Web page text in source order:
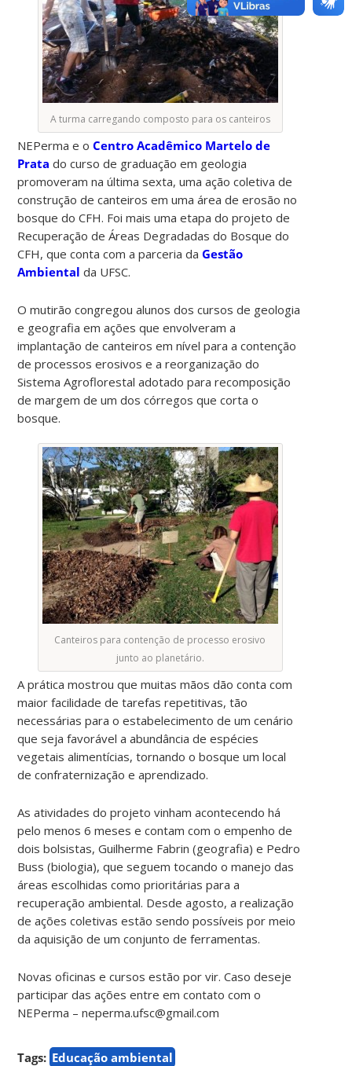
A turma carregando composto para os canteiros
NEPerma e oCentro Acadêmico Martelo de
Prata do curso de graduação em geologia
promoveram na última sexta, uma ação coletiva de
construção de canteiros em uma área de erosão no
bosque do CFH. Foi mais uma etapa do projeto de
Recuperação de Áreas Degradadas do Bosque do
CFH, que conta com a parceria daGestão
Ambiental da UFSC.
O mutirão congregou alunos dos cursos de geologia
e geografia em ações que envolveram a
implantação de canteiros em nível para a contenção
de processos erosivos e a reorganização do
Sistema Agroflorestal adotado para recomposição
de margem de um dos córregos que corta o
bosque.
Canteiros para contenção de processo erosivo
junto ao planetário.
A prática mostrou que muitas mãos dão conta com
maior facilidade de tarefas repetitivas, tão
necessárias para o estabelecimento de um cenário
que seja favorável a abundância de espécies
vegetais alimentícias, tornando o bosque um local
de confraternização e aprendizado.
As atividades do projeto vinham acontecendo há
pelo menos 6 meses e contam com o empenho de
dois bolsistas, Guilherme Fabrin (geografia) e Pedro
Buss (biologia), que seguem tocando o manejo das
áreas escolhidas como prioritárias para a
recuperação ambiental. Desde agosto, a realização
de ações coletivas estão sendo possíveis por meio
da aquisição de um conjunto de ferramentas.
Novas oficinas e cursos estão por vir. Caso deseje
participar das ações entre em contato com o
NEPerma – neperma.ufsc@gmail.com
Tags: Educação ambiental